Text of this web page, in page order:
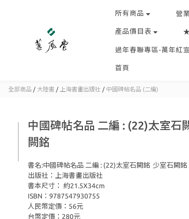
所有商品 營
產品價目表
過年春聯專區-萬年紅
首頁
全部商品 / 大陸書 / 上海書畫出版社 / 中國碑帖名品 (二編)
中國碑帖名品 二編 : (22)太室石
闕銘
書名:中國碑帖名品 二編 : (22)太室石闕銘  少室石闕銘
出版社：上海書畫出版社
書本尺寸： 約21.5X34cm
ISBN：9787547930755
人民幣定價：56元
台幣定價：280元